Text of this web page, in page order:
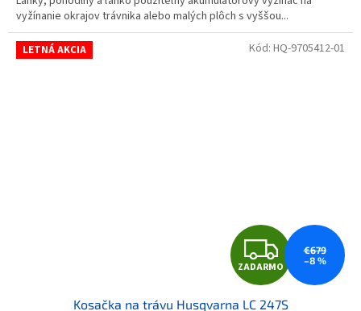
vyžínanie okrajov trávnika alebo malých plôch s vyššou...
LETNÁ AKCIA
ZADARMO
€679
–8 %
Kosačka na trávu Husqvarna LC 247S
Kód: HQ-9705412-01